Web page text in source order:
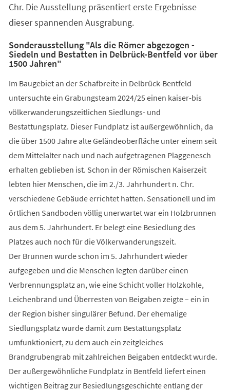
Chr. Die Ausstellung präsentiert erste Ergebnisse
dieser spannenden Ausgrabung.
Sonderausstellung "Als die Römer abgezogen -
Siedeln und Bestatten in Delbrück-Bentfeld vor über
1500 Jahren"
Im Baugebiet an der Schafbreite in Delbrück-Bentfeld
untersuchte ein Grabungsteam 2024/25 einen kaiser-bis
völkerwanderungszeitlichen Siedlungs- und
Bestattungsplatz. Dieser Fundplatz ist außergewöhnlich, da
die über 1500 Jahre alte Geländeoberfläche unter einem seit
dem Mittelalter nach und nach aufgetragenen Plaggenesch
erhalten geblieben ist. Schon in der Römischen Kaiserzeit
lebten hier Menschen, die im 2./3. Jahrhundert n. Chr.
verschiedene Gebäude errichtet hatten. Sensationell und im
örtlichen Sandboden völlig unerwartet war ein Holzbrunnen
aus dem 5. Jahrhundert. Er belegt eine Besiedlung des
Platzes auch noch für die Völkerwanderungszeit.
Der Brunnen wurde schon im 5. Jahrhundert wieder
aufgegeben und die Menschen legten darüber einen
Verbrennungsplatz an, wie eine Schicht voller Holzkohle,
Leichenbrand und Überresten von Beigaben zeigte – ein in
der Region bisher singulärer Befund. Der ehemalige
Siedlungsplatz wurde damit zum Bestattungsplatz
umfunktioniert, zu dem auch ein zeitgleiches
Brandgrubengrab mit zahlreichen Beigaben entdeckt wurde.
Der außergewöhnliche Fundplatz in Bentfeld liefert einen
wichtigen Beitrag zur Besiedlungsgeschichte entlang der